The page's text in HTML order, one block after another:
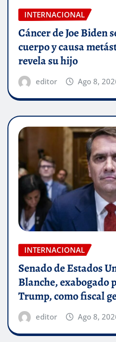
INTERNACIONAL
Cáncer de Joe Biden
cuerpo y causa
revela su hijo
editor Ago 8,
INTERNACIONAL
Senado de Estados
Blanche, exabogado
Trump, como fiscal
editor Ago 8,